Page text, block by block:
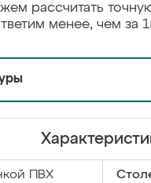
рассчитать
менее, чем за
ПВХ